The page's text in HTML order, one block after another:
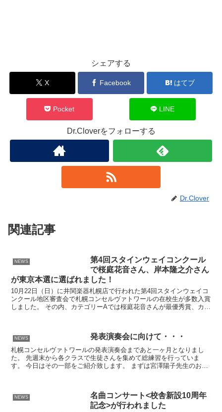
シェアする
X Facebook はてブ
Pocket LINE
Dr.Cloverをフォローする
Dr.Clover
関連記事
NEWS
第4回スタインウェイコンクール
で桜庭花音さん、岸本隆之介さん
が東京本選に選ばれました！
10月22日（日）に井関楽器札幌店で行われた第4回スタインウェイコ
ンクール地区審査会で札幌コンセルヴァトワールの在校生が多数入賞
しました。 その内、カテゴリーAでは桜庭花音さんが最優秀賞、カテ
NEWS 発表演奏会に向けて・・・
札幌コンセルヴァトワールの発表演奏会まであと一ヶ月となりまし
た。 先週末から各クラスで生徒さんを集めて総練習を行っていま
す。 今日はその一部をご紹介致します。 まずは宮澤陽子先生のお教
NEWS
名曲コンサート<校舎新設10周年
記念>が行われました